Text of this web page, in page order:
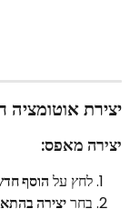
יצירת
יצירה מאפס:
לחץ על הוסף
בחר יצירה